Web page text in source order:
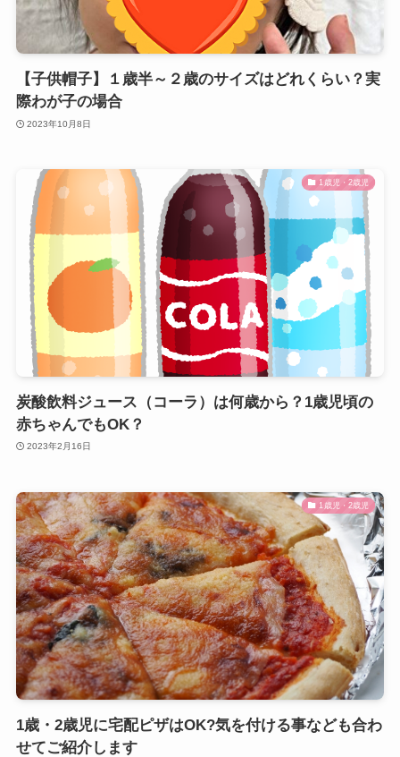
【子供帽子】１歳半～２歳のサイズはどれくらい？実
際わが子の場合
2023年10月8日
1歳児・2歳児
炭酸飲料ジュース（コーラ）は何歳から？1歳児頃の
赤ちゃんでもOK？
2023年2月16日
1歳児・2歳児
1歳・2歳児に宅配ピザはOK?気を付ける事なども合わ
せてご紹介します